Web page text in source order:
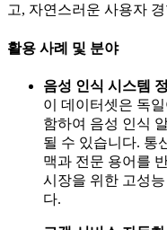
고, 자연스러운 사용자
활용 사례 및 분야
음성 인식 시스템
이 데이터셋은 독
함하여 음성 인식
될 수 있습니다. 통
맥과 전문 용어를
시장을 위한 고성
다.